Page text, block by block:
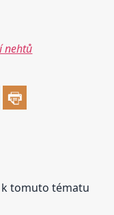
nehtů
k tomuto tématu